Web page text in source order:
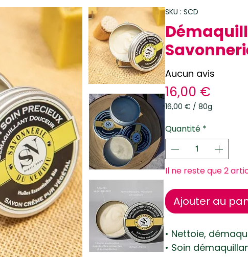
SKU : SCD
Aucun avis
16,00 €
16,00 € / 80g
pour
80
Grammes
Quantité *
Il ne reste que 2
Ajouter au
• Nettoie,
• Soin